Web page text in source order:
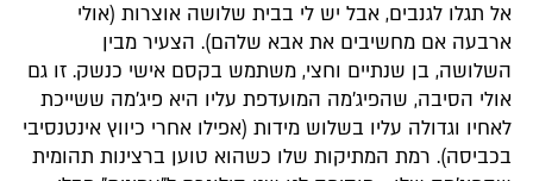
אל תגלו לגנבים, אבל יש לי בבית שלושה אוצרות (אולי
ארבעה אם מחשיבים את אבא שלהם). הצעיר מבין
השלושה, בן שנתיים וחצי, משתמש בקסם אישי כנשק. זו גם
אולי הסיבה, שהפיג'מה המועדפת עליו היא פיג'מה ששייכת
לאחיו וגדולה עליו בשלוש מידות (אפילו אחרי כיווץ אינטנסיבי
בכביסה). רמת המתיקות שלו כשהוא טוען ברצינות תהומית